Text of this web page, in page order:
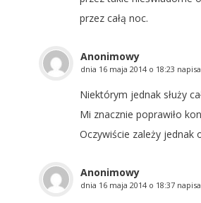
przez całą noc.
Anonimowy
dnia 16 maja 2014 o 18:23
Niektórym jednak służy
Mi znacznie poprawiło
Oczywiście zależy jednak
Anonimowy
dnia 16 maja 2014 o 18:37